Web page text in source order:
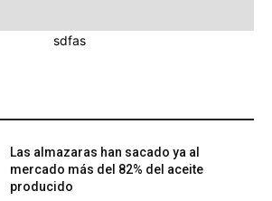
sdfas
Las almazaras han sacado ya al
mercado más del 82% del aceite
producido